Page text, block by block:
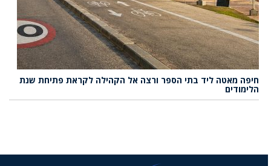
חיפה מאטה ליד בתי הספר ורצה אל הקהילה לקראת פתיחת שנת
הלימודים